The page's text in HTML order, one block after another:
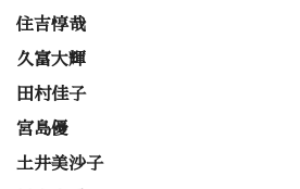
住吉惇哉
久富大輝
田村佳子
宮島優
土井美沙子